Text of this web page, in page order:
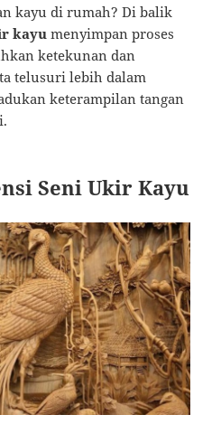
kayu di rumah? Di balik
kayu menyimpan proses
ketekunan dan
telusuri lebih dalam
keterampilan tangan
Seni Ukir Kayu